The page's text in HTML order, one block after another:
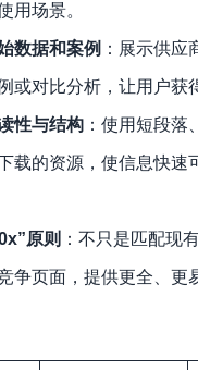
用场景。
数据和案例 ：展示供应
或对比分析，让用户获
性与结构 ：使用短段落
载的资源，使信息快速
原则 ：不只是匹配现
争页面，提供更全、更